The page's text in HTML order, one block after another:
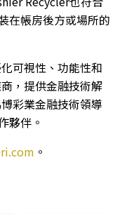
在帳房後方或場所的
可視性、功能性和
，提供金融技術解
彩業金融技術領導
夥伴。
。